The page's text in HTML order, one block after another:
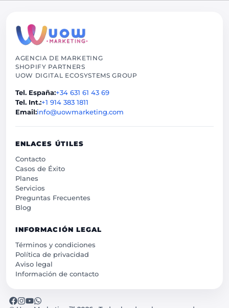
AGENCIA DE MARKETING
SHOPIFY PARTNERS
UOW DIGITAL ECOSYSTEMS GROUP
Tel. España:+34 631 61 43 69
Tel. Int.:+1 914 383 1811
Email:info@uowmarketing.com
ENLACES ÚTILES
Contacto
Casos de Éxito
Planes
Servicios
Preguntas Frecuentes
Blog
INFORMACIÓN LEGAL
Términos y condiciones
Política de privacidad
Aviso legal
Información de contacto